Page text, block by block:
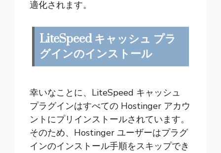
適化されます。
LiteSpeed キャッシュ プラ
グインのインストール
幸いなことに、LiteSpeed キャッシュ
プラグインはすべての Hostinger アカウ
ントにプリインストールされています。
そのため、Hostinger ユーザーはプラグ
インのインストール手順をスキップでき